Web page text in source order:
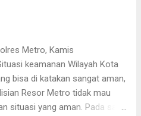
petugas tidak segan untuk
M.H Saragih, S.IK melalui
Utara AKP A. Pancarudin,
“patroli sebagai bentuk
pengayoman dan pelayanan
Metro, Kamis
keamanan Wilayah Kota
bisa di katakan sangat aman,
Resor Metro tidak mau
situasi yang aman. Pada saat